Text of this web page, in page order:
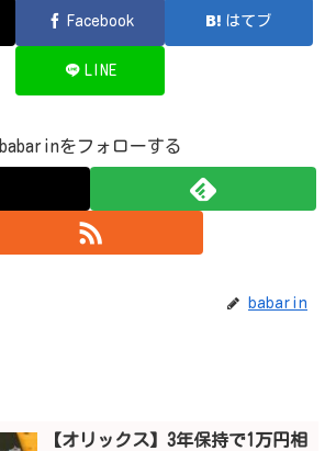
Facebook はてブ
LINE
babarinをフォローする
babarin
【オリックス】3年保持で1万円相